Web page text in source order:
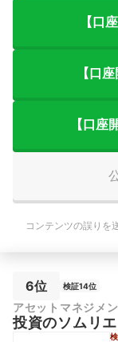
【口
【口
【口
コンテンツの誤りを
6位 検証14位
アセットマネジメ
投資のソムリエ